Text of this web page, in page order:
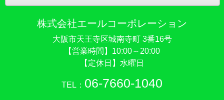
株式会社エールコーポレーション
大阪市天王寺区城南寺町 3番16号
【営業時間】10:00～20:00
【定休日】水曜日
TEL： 06-7660-1040